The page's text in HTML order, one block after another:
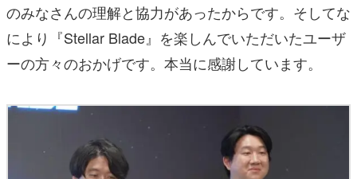
のみなさんの理解と協力があったからです。そしてな
により『Stellar Blade』を楽しんでいただいたユーザ
ーの方々のおかげです。本当に感謝しています。